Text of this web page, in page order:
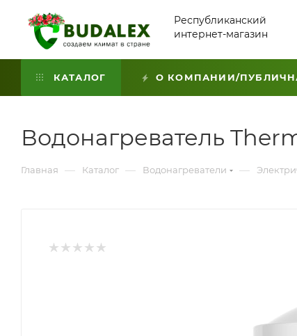
Республиканский
интернет-магазин
КАТАЛОГ О КОМПАНИИ/
Водонагреватель
Главная — Каталог — Водонагреватели —